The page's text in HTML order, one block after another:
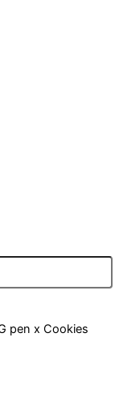
pen x Cookies